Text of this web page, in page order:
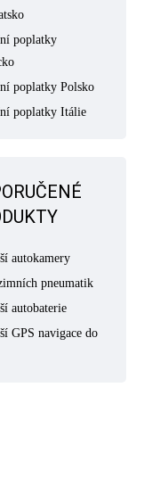
poplatky
poplatky Polsko
poplatky Itálie
autokamery
pneumatik
autobaterie
GPS navigace do